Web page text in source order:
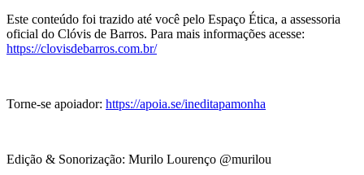
Este conteúdo foi trazido até você pelo Espaço Ética, a assessoria
oficial do Clóvis de Barros. Para mais informações acesse:
⁠⁠⁠⁠⁠⁠⁠⁠⁠⁠⁠⁠⁠⁠⁠⁠⁠⁠https://clovisdebarros.com.br/⁠⁠⁠⁠⁠⁠⁠⁠⁠⁠⁠⁠⁠⁠⁠⁠⁠⁠
Torne-se apoiador: https://apoia.se/ineditapamonha
Edição & Sonorização: Murilo Lourenço @murilou